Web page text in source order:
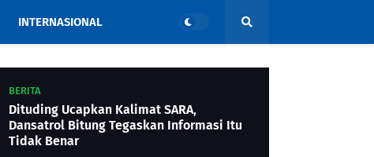
INTERNASIONAL
BERITA
Dituding Ucapkan Kalimat SARA,
Dansatrol Bitung Tegaskan Informasi Itu
Tidak Benar